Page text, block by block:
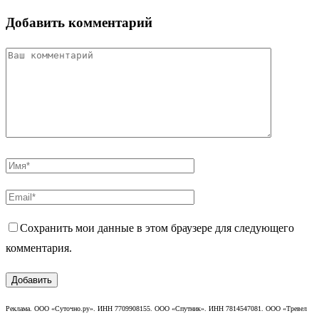
Добавить комментарий
Сохранить мои данные в этом браузере для следующего
комментария.
Реклама. ООО «Суточно.ру». ИНН 7709908155. ООО «Спутник». ИНН 7814547081. ООО «Тревел